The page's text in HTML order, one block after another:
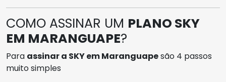
COMO ASSINAR UM PLANO SKY
EM MARANGUAPE?
Para assinar a SKY em Maranguapesão 4 passos
muito simples